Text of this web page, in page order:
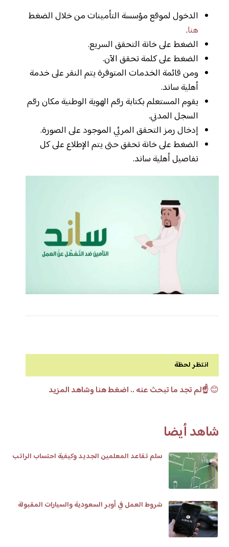
الدخول لموقع مؤسسة التأمينات من خلال الضغط
هنا.
الضغط على خانة التحقق السريع.
الضغط على كلمة تحقق الآن.
ومن قائمة الخدمات المتوفرة يتم النقر على خدمة
أهلية ساند.
يقوم المستعلم بكتابة رقم الهوية الوطنية مكان رقم
السجل المدني.
إدخال رمز التحقق المرئي الموجود على الصورة.
الضغط على خانة تحقق حتى يتم الإطلاع على كل
تفاصيل أهلية ساند.
انتظر لحظة
😊☝️لم تجد ما تبحث عنه .. اضغط هنا وشاهد المزيد
شاهد أيضا
سلم تقاعد المعلمين الجديد وكيفية احتساب الراتب
شروط العمل في أوبر السعودية والسيارات المقبولة